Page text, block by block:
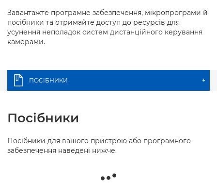
Завантажте програмне забезпечення, мікропрограми й
посібники та отримайте доступ до ресурсів для
усунення неполадок систем дистанційного керування
камерами.
ПОСІБНИКИ +
Посібники
Посібники для вашого пристрою або програмного
забезпечення наведені нижче.